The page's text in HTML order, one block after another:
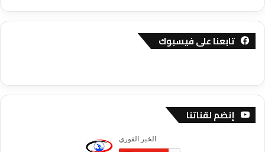
تابعنا على فيسبوك
إنضم لقناتنا